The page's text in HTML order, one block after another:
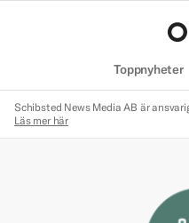
Toppnyheter
Schibsted News Media AB är
Läs mer här